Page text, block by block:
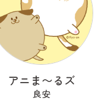
アニま〜るズ
良安